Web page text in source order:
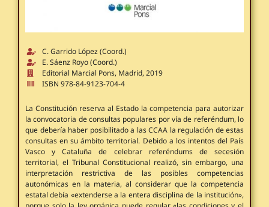
C. Garrido López (Coord.)
E. Sáenz Royo (Coord.)
Editorial Marcial Pons, Madrid, 2019
ISBN 978-84-9123-704-4
La Constitución reserva al Estado la competencia para autorizar
la convocatoria de consultas populares por vía de referéndum, lo
que debería haber posibilitado a las CCAA la regulación de estas
consultas en su ámbito territorial. Debido a los intentos del País
Vasco y Cataluña de celebrar referéndums de secesión
territorial, el Tribunal Constitucional realizó, sin embargo, una
interpretación restrictiva de las posibles competencias
autonómicas en la materia, al considerar que la competencia
estatal debía «extenderse a la entera disciplina de la institución»,